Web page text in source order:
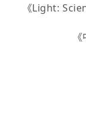
《Light: